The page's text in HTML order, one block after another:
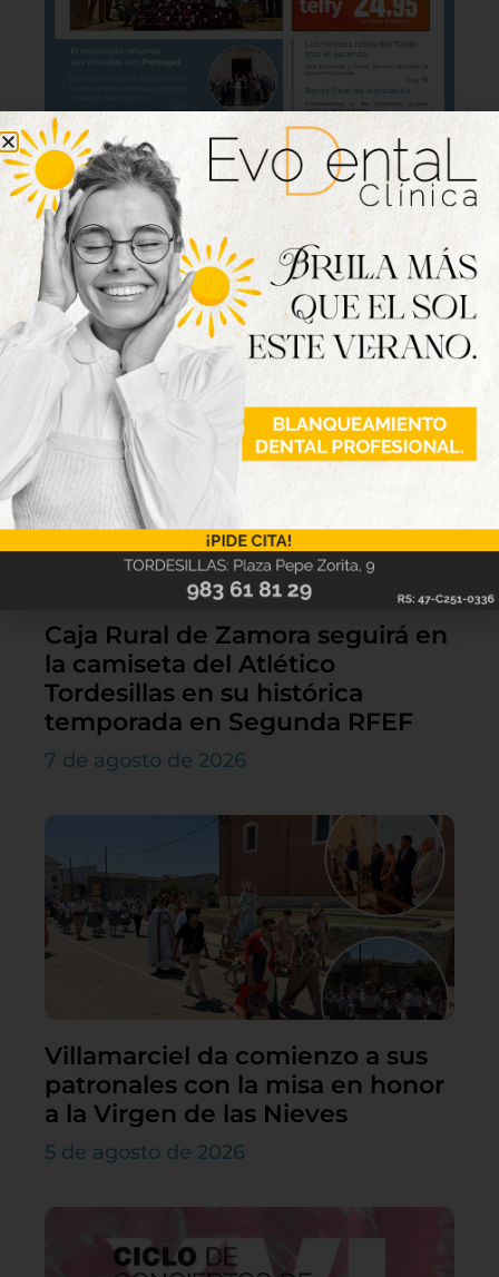
Lo último
Caja Rural de Zamora seguirá en
la camiseta del Atlético
Tordesillas en su histórica
temporada en Segunda RFEF
7 de agosto de 2026
Villamarciel da comienzo a sus
patronales con la misa en honor
a la Virgen de las Nieves
5 de agosto de 2026